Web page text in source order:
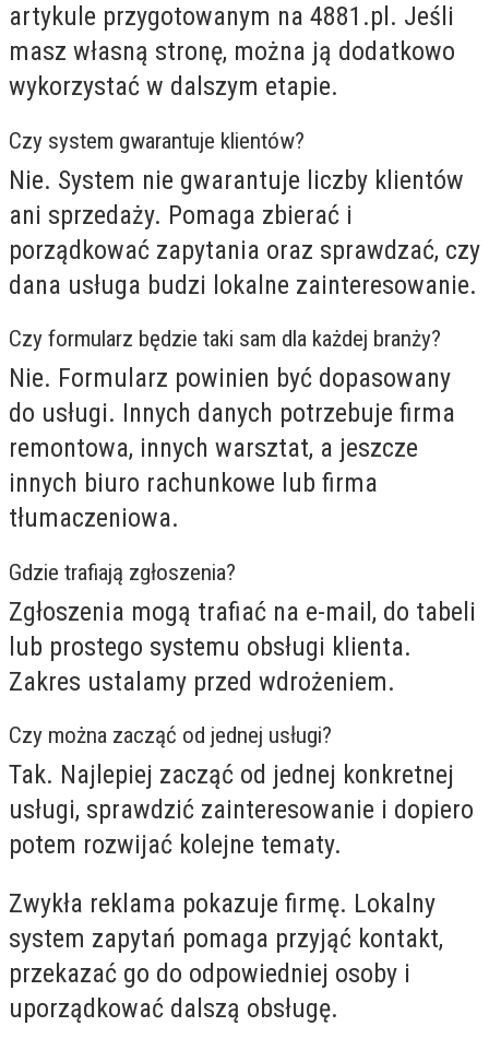
artykule przygotowanym na 4881.pl. Jeśli
masz własną stronę, można ją dodatkowo
wykorzystać w dalszym etapie.
Czy system gwarantuje klientów?
Nie. System nie gwarantuje liczby klientów
ani sprzedaży. Pomaga zbierać i
porządkować zapytania oraz sprawdzać, czy
dana usługa budzi lokalne zainteresowanie.
Czy formularz będzie taki sam dla każdej branży?
Nie. Formularz powinien być dopasowany
do usługi. Innych danych potrzebuje firma
remontowa, innych warsztat, a jeszcze
innych biuro rachunkowe lub firma
tłumaczeniowa.
Gdzie trafiają zgłoszenia?
Zgłoszenia mogą trafiać na e-mail, do tabeli
lub prostego systemu obsługi klienta.
Zakres ustalamy przed wdrożeniem.
Czy można zacząć od jednej usługi?
Tak. Najlepiej zacząć od jednej konkretnej
usługi, sprawdzić zainteresowanie i dopiero
potem rozwijać kolejne tematy.
Zwykła reklama pokazuje firmę. Lokalny
system zapytań pomaga przyjąć kontakt,
przekazać go do odpowiedniej osoby i
uporządkować dalszą obsługę.